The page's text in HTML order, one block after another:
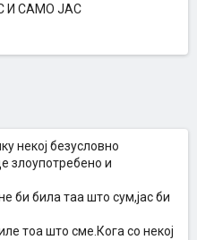
И САМО ЈАС
некој безусловно
злоупотребено и
би била таа што сум,јас би
тоа што сме.Кога со некој